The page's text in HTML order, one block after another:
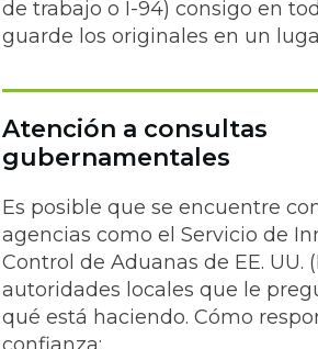
de trabajo o I-94) consigo en
guarde los originales en un
Atención a consultas
gubernamentales
Es posible que se encuentre
agencias como el Servicio de
Control de Aduanas de EE. UU.
autoridades locales que le
qué está haciendo. Cómo